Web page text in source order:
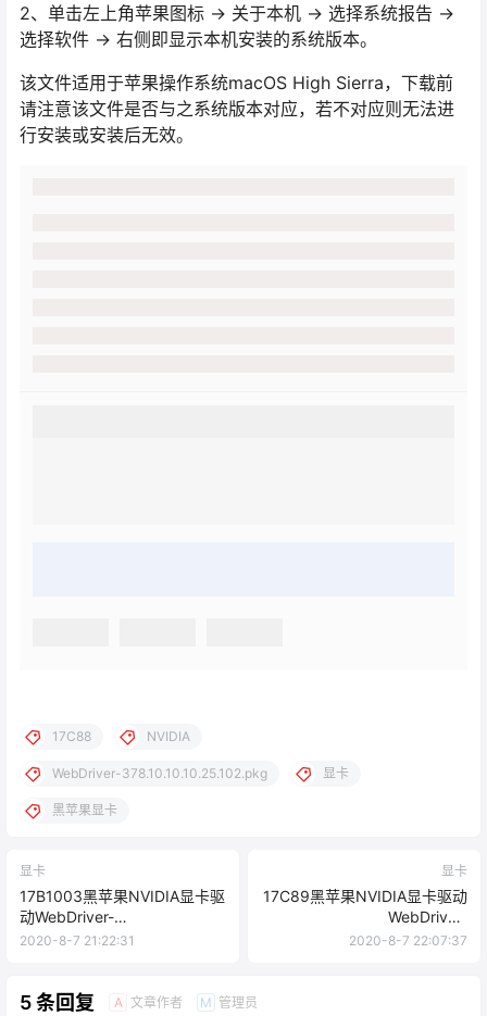
2、单击左上角苹果图标 -> 关于本机 -> 选择系统报告 ->
选择软件 -> 右侧即显示本机安装的系统版本。
该文件适用于苹果操作系统macOS High Sierra，下载前
请注意该文件是否与之系统版本对应，若不对应则无法进
行安装或安装后无效。
17C88 NVIDIA
WebDriver-378.10.10.10.25.102.pkg 显卡
黑苹果显卡
显卡
17B1003黑苹果NVIDIA显卡驱
动WebDriver-
378.10.10.10.20.109.pkg下载
2020-8-7 21:22:31
显卡
17C89黑苹果NVIDIA显卡驱动
WebDriver-
378.10.10.10.25.103.pkg下载
2020-8-7 22:07:37
5 条回复 A 文章作者 M 管理员